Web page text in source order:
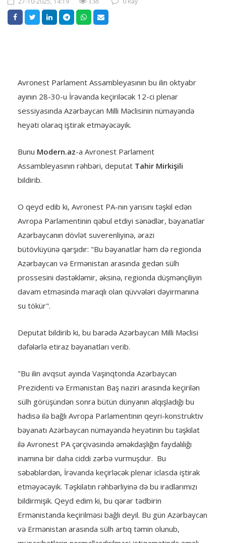
Avronest Parlament Assambleyasının bu ilin oktyabr
ayının 28-30-u İrəvanda keçiriləcək 12-ci plenar
sessiyasında Azərbaycan Milli Məclisinin nümayəndə
heyəti olaraq iştirak etməyəcəyik.
Bunu Modern.az-a Avronest Parlament
Assambleyasının rəhbəri, deputat Tahir Mirkişili
bildirib.
O qeyd edib ki, Avronest PA-nın yarısını təşkil edən
Avropa Parlamentinin qəbul etdiyi sənədlər, bəyanatlar
Azərbaycanın dövlət suverenliyinə, ərazi
bütövlüyünə qarşıdır: "Bu bəyanatlar həm də regionda
Azərbaycan və Ermənistan arasında gedən sülh
prossesini dəstəkləmir, əksinə, regionda düşmənçiliyin
davam etməsində maraqlı olan qüvvələri dəyirmanına
su tökür".
Deputat bildirib ki, bu barədə Azərbaycan Milli Məclisi
dəfələrlə etiraz bəyanatları verib.
"Bu ilin avqsut ayında Vaşinqtonda Azərbaycan
Prezidenti və Ermənistan Baş naziri arasında keçirilən
sülh görüşündən sonra bütün dünyanın alqışladığı bu
hadisə ilə bağlı Avropa Parlamentinin qeyri-konstruktiv
bəyanatı Azərbaycan nümayəndə heyətinin bu təşkilat
ilə Avronest PA çərçivəsində əməkdaşlığın faydalılığı
inamına bir daha ciddi zərbə vurmuşdur. Bu
səbəblərdən, İrəvanda keçirləcək plenar iclasda iştirak
etməyəcəyik. Təşkilatın rəhbərliyinə də bu iradlarımızı
bildirmişik. Qeyd edim ki, bu qərar tədbirin
Ermənistanda keçirilməsi bağlı deyil. Bu gün Azərbaycan
və Ermənistan arasında sülh artıq təmin olunub,